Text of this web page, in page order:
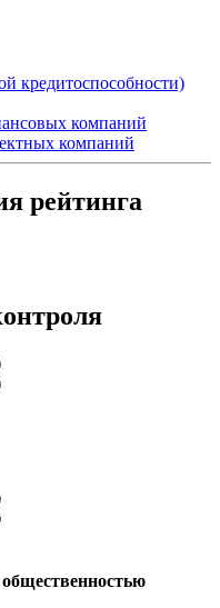
кредитоспособности)
компаний
компаний
рейтинга